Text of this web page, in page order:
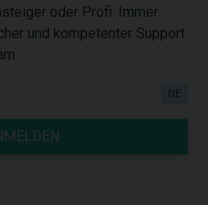
oder Profi. Immer
und kompetenter Support
DE